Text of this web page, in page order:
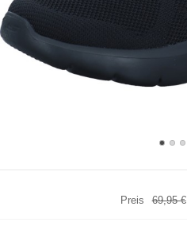
Preis 69,95 €